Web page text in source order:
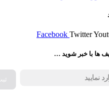
Facebook Twitter
ها با خبر شوید …